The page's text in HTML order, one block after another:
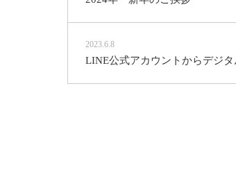
2023.6.8
LINE公式アカウントからデジ